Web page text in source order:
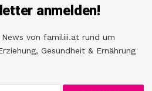
anmelden!
von familiii.at rund um
Gesundheit & Ernährung